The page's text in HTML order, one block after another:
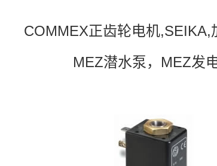
COMMEX正齿轮电机,SEIKA,
MEZ潜水泵，MEZ发